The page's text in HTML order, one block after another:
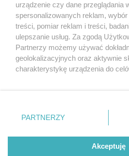
Zapisz się do
Dołącz do grona ludzi
Zapisz się »
urządzenie czy dane przeglądania
spersonalizowanych reklam,
treści, pomiar reklam i treści,
ulepszanie usług. Za zgodą
Partnerzy możemy używać
geolokalizacyjnych oraz aktywnie
charakterystykę urządzenia do
zmienić/wycofać klikając przycisk
znajdujący się w lewym dolnym
użytkownika, ale masz prawo
PARTNERZY
Akceptuję